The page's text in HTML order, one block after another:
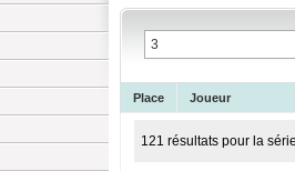
Place Joueur
121 résultats pour la